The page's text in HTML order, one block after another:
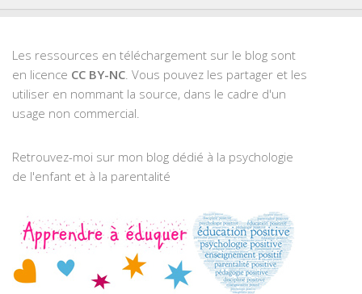
Les ressources en téléchargement sur le blog sont
en licence CC BY-NC . Vous pouvez les partager et les
utiliser en nommant la source, dans le cadre d'un
usage non commercial.
Retrouvez-moi sur mon blog dédié à la psychologie
de l'enfant et à la parentalité